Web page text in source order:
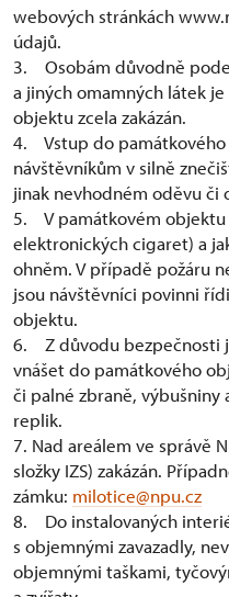
webových stránkách
údajů.
3. Osobám důvodně
a jiných omamných látek
objektu zcela zakázán.
4. Vstup do
návštěvníkům v silně
jinak nevhodném oděvu či
5. V památkovém objektu
elektronických cigaret) a
ohněm. V případě požáru
jsou návštěvníci povinni
objektu.
6. Z důvodu bezpečnosti
vnášet do památkového
či palné zbraně,
replik.
7. Nad areálem ve správě
složky IZS) zakázán.
zámku: milotice@npu.cz
8. Do instalovaných
s objemnými zavazadly,
objemnými taškami,